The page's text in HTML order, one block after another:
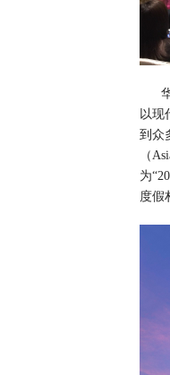
华
以现
到众
（
为
度假